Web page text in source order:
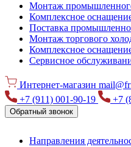
Монтаж
Комплексное
Поставка
Монтаж торгового
Комплексное
Сервисное
Интернет-магазин
+7 (911) 001-90-19
+7
Обратный звонок
Направления